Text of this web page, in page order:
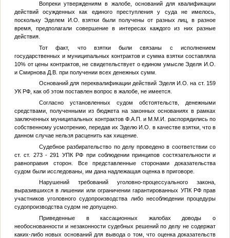
Вопреки утверждениям в жалобе, оснований для квалификации
действий осужденных как единого преступления у суда не имелось,
поскольку Эделем И.О. взятки были получены от разных лиц, в разное
время, предполагали совершение в интересах каждого из них разные
действия.
Тот факт, что взятки были связаны с исполнением
государственных и муниципальных контрактов и сумма взятки составляла
10% от цены контрактов, не свидетельствует о едином умысле Эделя И.О.
и Смирнова Д.В. при получении всех денежных сумм.
Оснований для переквалификации действий Эделя И.О. на ст. 159
УК РФ, как об этом поставлен вопрос в жалобе, не имеется.
Согласно установленных судом обстоятельств, денежными
средствами, полученными из бюджета на законных основаниях в рамках
заключенных муниципальных контрактов Ф.А.П. иМ.М.И.
распорядились по
собственному усмотрению, передав их Эделю И.О. в качестве взятки, что в
данном случае нельзя расценить как хищение.
Судебное разбирательство по делу проведено в соответствии со
ст. ст. 273 - 291 УПК РФ при соблюдении принципов состязательности и
равноправия сторон. Все представленные сторонами доказательства
судом были исследованы, им дана надлежащая оценка в приговоре.
Нарушений требований уголовно-процессуального закона,
выразившихся в лишении или ограничении гарантированных УПК РФ прав
участников уголовного судопроизводства либо несоблюдении процедуры
судопроизводства судом не допущено.
Приведенные в кассационных жалобах доводы о
необоснованности и незаконности судебных решений по делу не содержат
каких-либо новых оснований для вывода о том, что оценка доказательств